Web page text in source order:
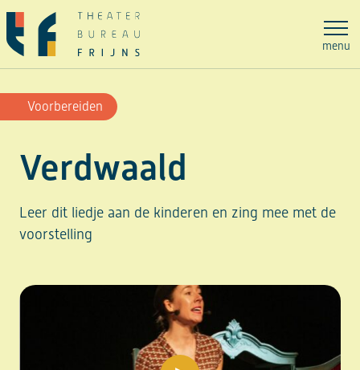
Ga
naar
de
inhoud
menu
Verdwaald
Leer dit liedje aan de kinderen en zing mee met de
voorstelling
Voorbereiden